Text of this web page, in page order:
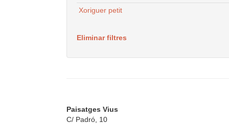
Xoriguer petit
Eliminar filtres
Paisatges Vius
C/ Padró, 10